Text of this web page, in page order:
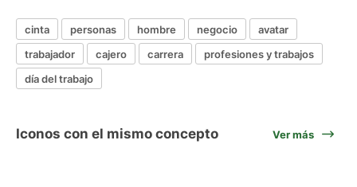
cinta personas hombre negocio
avatar
trabajador
cajero carrera
profesiones y trabajos
día del trabajo
Iconos con el mismo concepto Ver más